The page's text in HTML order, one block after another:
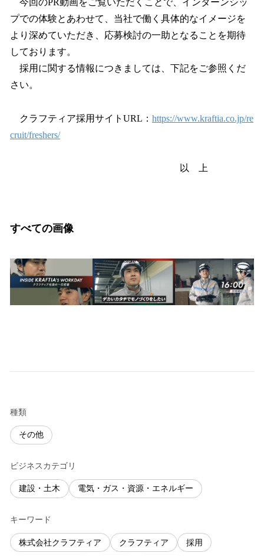
今回のPR動画をご覧いただくことで、インターンシッ
プでの体験とあわせて、当社で働く具体的なイメージを
より深めていただき、応募検討の一助となることを期待
しております。
採用に関する情報につきましては、下記をご参照くだ
さい。
クラフティア採用サイトURL： https://www.kraftia.co.jp/re
cruit/freshers/
以 上
すべての画像
種類
その他
ビジネスカテゴリ
建設・土木 電気・ガス・資源・エネルギー
キーワード
株式会社クラフティア クラフティア 採用